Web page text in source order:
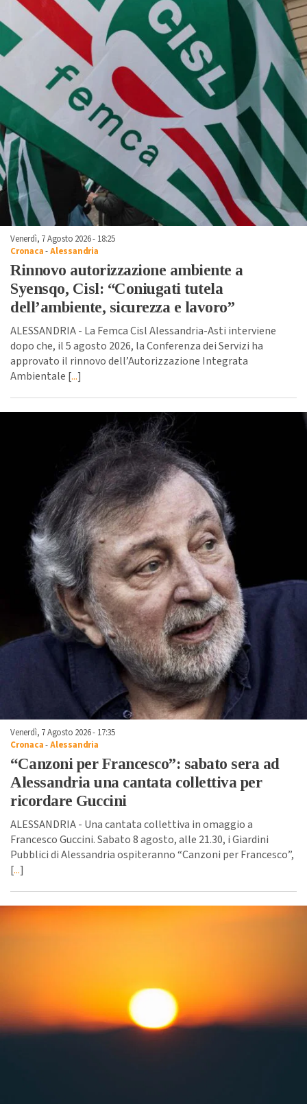
Venerdì, 7 Agosto 2026 - 18:25
Cronaca-Alessandria
Rinnovo autorizzazione ambiente a
Syensqo, Cisl: “Coniugati tutela
dell’ambiente, sicurezza e lavoro”
ALESSANDRIA - La Femca Cisl Alessandria-Asti interviene
dopo che, il 5 agosto 2026, la Conferenza dei Servizi ha
approvato il rinnovo dell’Autorizzazione Integrata
Ambientale [...]
Venerdì, 7 Agosto 2026 - 17:35
Cronaca-Alessandria
“Canzoni per Francesco”: sabato sera ad
Alessandria una cantata collettiva per
ricordare Guccini
ALESSANDRIA - Una cantata collettiva in omaggio a
Francesco Guccini. Sabato 8 agosto, alle 21.30, i Giardini
Pubblici di Alessandria ospiteranno “Canzoni per Francesco”,
[...]